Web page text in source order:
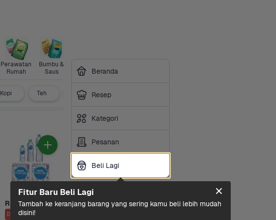
Perawatan
Rumah
Bumbu &
Saus
Diri
Premium
Kopi Teh Isotonik
Rp2.600
Diskon s/d 13%
Beranda
Resep
Kategori
Pesanan
Beli Lagi
Beli Lagi
Fitur Baru Beli Lagi
Tambah ke keranjang barang yang sering kamu beli lebih mudah
disini!